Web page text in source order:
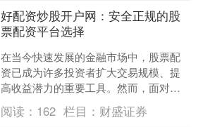
好配资炒股开户网：安全正规的股
票配资平台选择
在当今快速发展的金融市场中，股票配
资已成为许多投资者扩大交易规模、提
高收益潜力的重要工具。然而，面对市
场上众多的配资平台，如何选择一个安
全正规的股票配资平台成为....
阅读： 162 栏目： 财盛证券